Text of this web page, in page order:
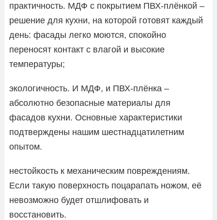
практичность. МДФ с покрытием ПВХ-плёнкой –
решение для кухни, на которой готовят каждый
день: фасады легко моются, спокойно
переносят контакт с влагой и высокие
температуры;
экологичность. И МДФ, и ПВХ-плёнка –
абсолютно безопасные материалы для
фасадов кухни. Основные характеристики
подтверждены нашим шестнадцатилетним
опытом.
нестойкость к механическим повреждениям.
Если такую поверхность поцарапать ножом, её
невозможно будет отшлифовать и
восстановить.